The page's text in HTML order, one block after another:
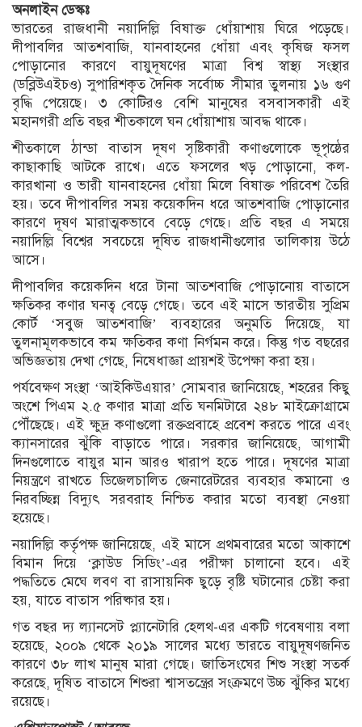
অনলাইন ডেস্কঃ
ভারতের রাজধানী নয়াদিল্লি বিষাক্ত ধোঁয়াশায় ঘিরে পড়েছে।
দীপাবলির আতশবাজি, যানবাহনের ধোঁয়া এবং কৃষিজ ফসল
পোড়ানোর কারণে বায়ুদূষণের মাত্রা বিশ্ব স্বাস্থ্য সংস্থার
(ডব্লিউএইচও) সুপারিশকৃত দৈনিক সর্বোচ্চ সীমার তুলনায় ১৬ গুণ
বৃদ্ধি পেয়েছে। ৩ কোটিরও বেশি মানুষের বসবাসকারী এই
মহানগরী প্রতি বছর শীতকালে ঘন ধোঁয়াশায় আবদ্ধ থাকে।
শীতকালে ঠান্ডা বাতাস দূষণ সৃষ্টিকারী কণাগুলোকে ভূপৃষ্ঠের
কাছাকাছি আটকে রাখে। এতে ফসলের খড় পোড়ানো, কল-
কারখানা ও ভারী যানবাহনের ধোঁয়া মিলে বিষাক্ত পরিবেশ তৈরি
হয়। তবে দীপাবলির সময় কয়েকদিন ধরে আতশবাজি পোড়ানোর
কারণে দূষণ মারাত্মকভাবে বেড়ে গেছে। প্রতি বছর এ সময়ে
নয়াদিল্লি বিশ্বের সবচেয়ে দূষিত রাজধানীগুলোর তালিকায় উঠে
আসে।
দীপাবলির কয়েকদিন ধরে টানা আতশবাজি পোড়ানোয় বাতাসে
ক্ষতিকর কণার ঘনত্ব বেড়ে গেছে। তবে এই মাসে ভারতীয় সুপ্রিম
কোর্ট ‘সবুজ আতশবাজি’ ব্যবহারের অনুমতি দিয়েছে, যা
তুলনামূলকভাবে কম ক্ষতিকর কণা নির্গমন করে। কিন্তু গত বছরের
অভিজ্ঞতায় দেখা গেছে, নিষেধাজ্ঞা প্রায়শই উপেক্ষা করা হয়।
পর্যবেক্ষণ সংস্থা ‘আইকিউএয়ার’ সোমবার জানিয়েছে, শহরের কিছু
অংশে পিএম ২.৫ কণার মাত্রা প্রতি ঘনমিটারে ২৪৮ মাইক্রোগ্রামে
পৌঁছেছে। এই ক্ষুদ্র কণাগুলো রক্তপ্রবাহে প্রবেশ করতে পারে এবং
ক্যানসারের ঝুঁকি বাড়াতে পারে। সরকার জানিয়েছে, আগামী
দিনগুলোতে বায়ুর মান আরও খারাপ হতে পারে। দূষণের মাত্রা
নিয়ন্ত্রণে রাখতে ডিজেলচালিত জেনারেটরের ব্যবহার কমানো ও
নিরবচ্ছিন্ন বিদ্যুৎ সরবরাহ নিশ্চিত করার মতো ব্যবস্থা নেওয়া
হয়েছে।
নয়াদিল্লি কর্তৃপক্ষ জানিয়েছে, এই মাসে প্রথমবারের মতো আকাশে
বিমান দিয়ে ‘ক্লাউড সিডিং’-এর পরীক্ষা চালানো হবে। এই
পদ্ধতিতে মেঘে লবণ বা রাসায়নিক ছুড়ে বৃষ্টি ঘটানোর চেষ্টা করা
হয়, যাতে বাতাস পরিষ্কার হয়।
গত বছর দ্য ল্যানসেট প্ল্যানেটারি হেলথ-এর একটি গবেষণায় বলা
হয়েছে, ২০০৯ থেকে ২০১৯ সালের মধ্যে ভারতে বায়ুদূষণজনিত
কারণে ৩৮ লাখ মানুষ মারা গেছে। জাতিসংঘের শিশু সংস্থা সতর্ক
করেছে, দূষিত বাতাসে শিশুরা শ্বাসতন্ত্রের সংক্রমণে উচ্চ ঝুঁকির মধ্যে
রয়েছে।